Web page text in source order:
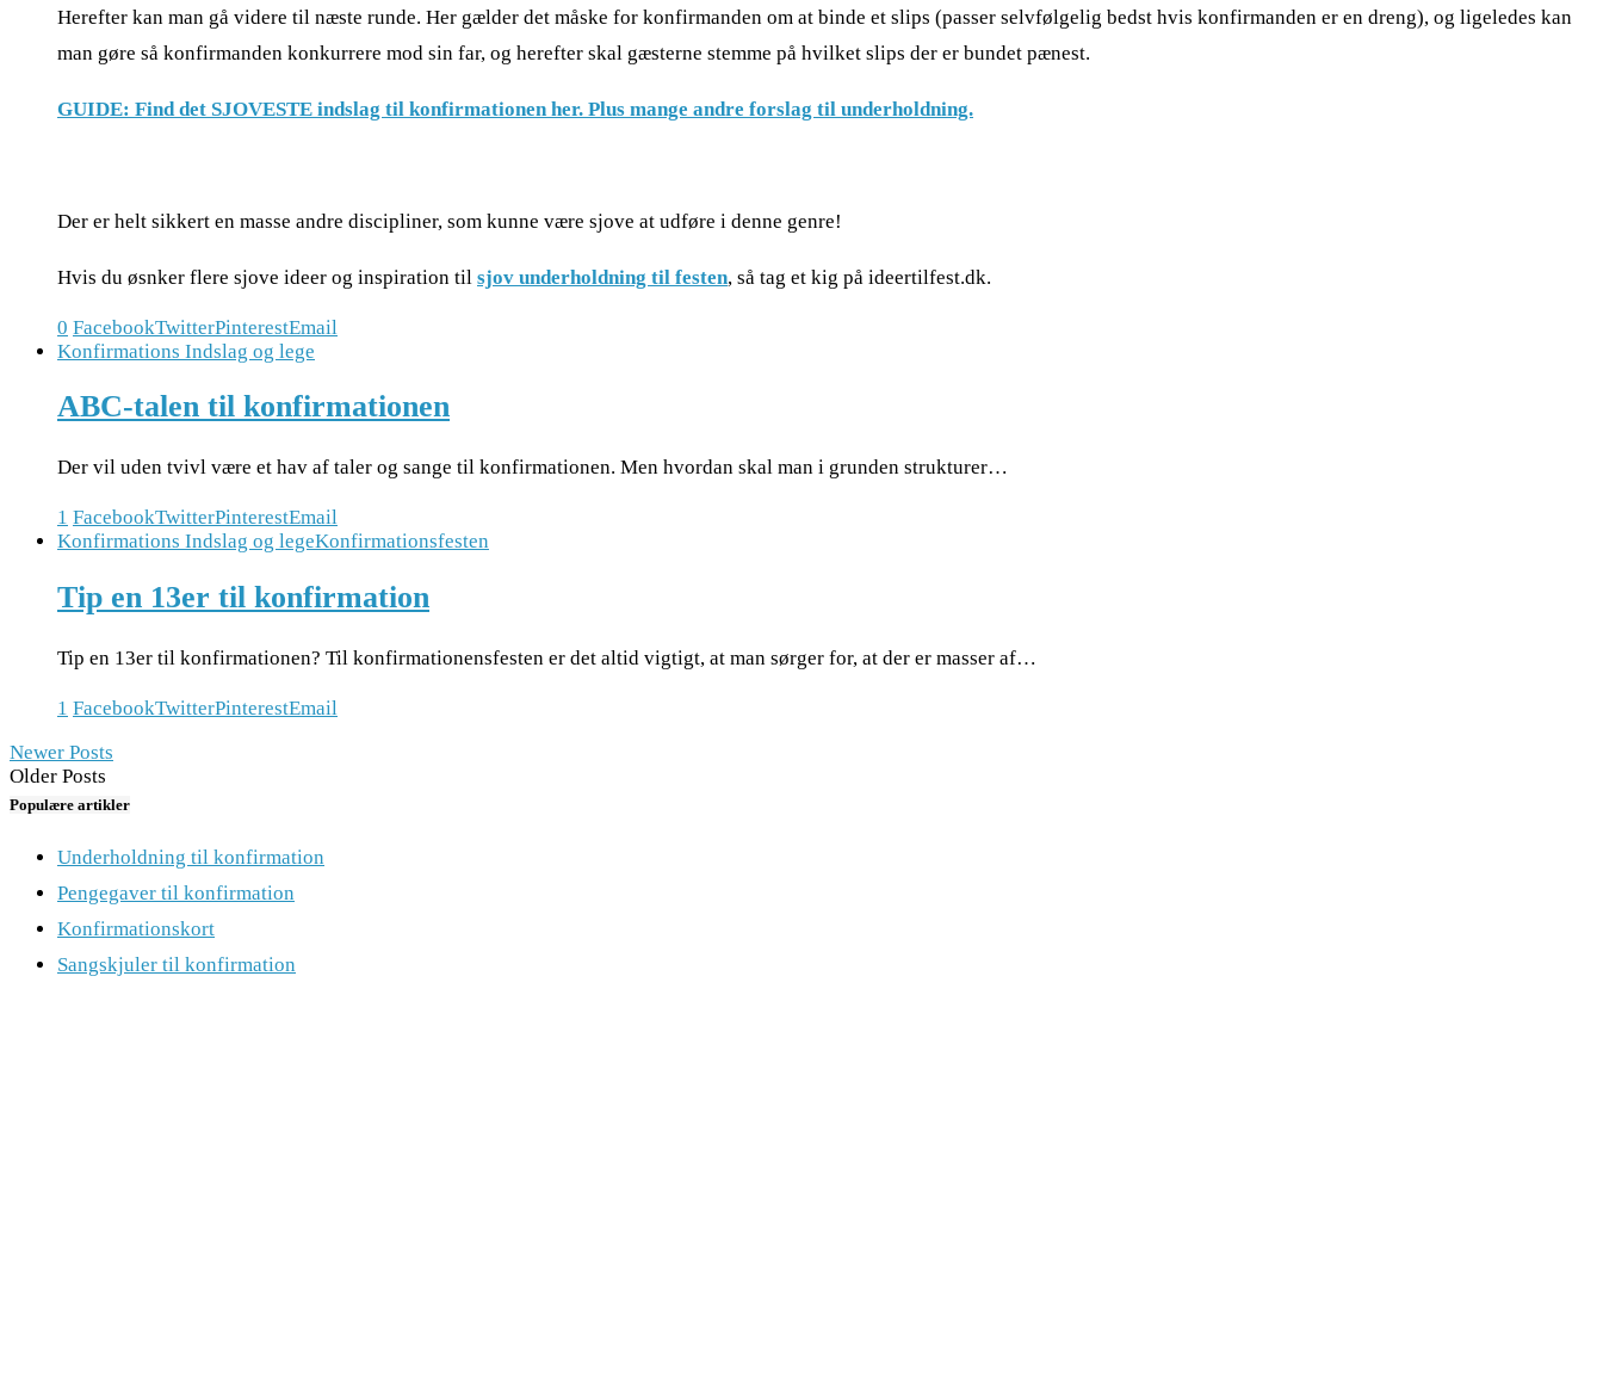
Herefter kan man gå videre til næste runde. Her gælder det måske for konfirmanden om at binde et slips (passer selvfølgelig bedst hvis konfirmanden er en dreng), og ligeledes kan
man gøre så konfirmanden konkurrere mod sin far, og herefter skal gæsterne stemme på hvilket slips der er bundet pænest.
GUIDE: Find det SJOVESTE indslag til konfirmationen her. Plus mange andre forslag til underholdning.
Der er helt sikkert en masse andre discipliner, som kunne være sjove at udføre i denne genre!
Hvis du øsnker flere sjove ideer og inspiration til sjov underholdning til festen, så tag et kig på ideertilfest.dk.
0 FacebookTwitterPinterestEmail
Konfirmations Indslag og lege
ABC-talen til konfirmationen
Der vil uden tvivl være et hav af taler og sange til konfirmationen. Men hvordan skal man i grunden strukturer…
1 FacebookTwitterPinterestEmail
Konfirmations Indslag og legeKonfirmationsfesten
Tip en 13er til konfirmation
Tip en 13er til konfirmationen? Til konfirmationensfesten er det altid vigtigt, at man sørger for, at der er masser af…
1 FacebookTwitterPinterestEmail
Newer Posts
Older Posts
Populære artikler
Underholdning til konfirmation
Pengegaver til konfirmation
Konfirmationskort
Sangskjuler til konfirmation